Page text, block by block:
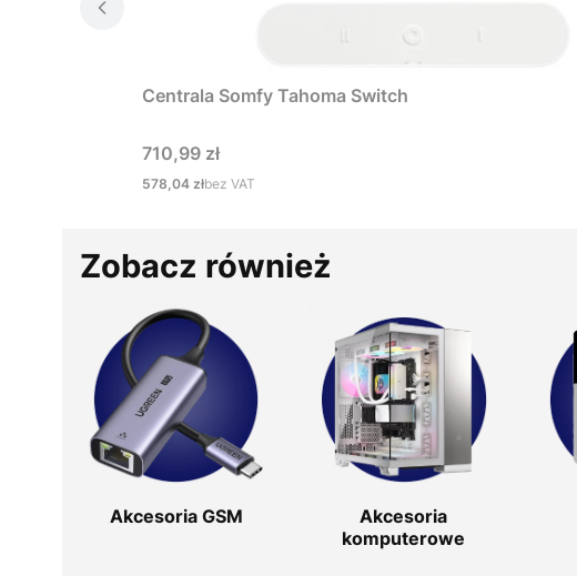
Centrala Somfy Tahoma Switch
Cena
710,99 zł
Cena
578,04 złbez VAT
Zobacz również
Akcesoria GSM
Akcesoria
komputerowe